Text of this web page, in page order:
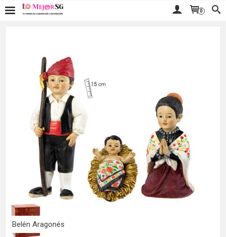
0
Belén Aragonés